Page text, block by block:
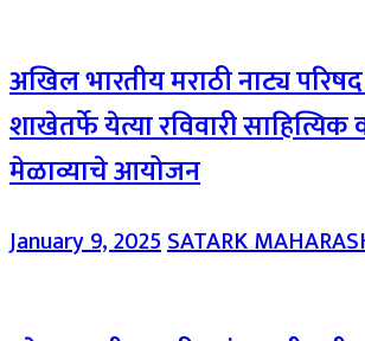
अखिल भारतीय मराठी नाट्य
शाखेतर्फे येत्या रविवारी
मेळाव्याचे आयोजन
January 9, 2025SATARK